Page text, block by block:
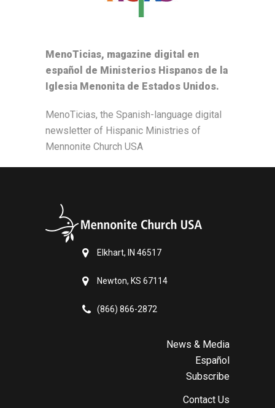
MenoTicias, magazine digital en
español de Ministerios Hispanos de la
Iglesia Menonita de Estados Unidos.
MenoTicias, the Spanish-language digital
newsletter of Hispanic Ministries of
Mennonite Church USA
Elkhart, IN 46517
Newton, KS 67114
(866) 866-2872
News & Media
Español
Subscribe
Contact Us